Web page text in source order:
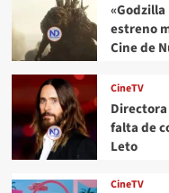
estreno
Cine de
CineTV
falta de
Leto
CineTV